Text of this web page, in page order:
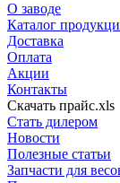
О заводе
Каталог
Доставка
Оплата
Акции
Контакты
Скачать прайс.xls
Стать дилером
Новости
Полезные статьи
Запчасти для